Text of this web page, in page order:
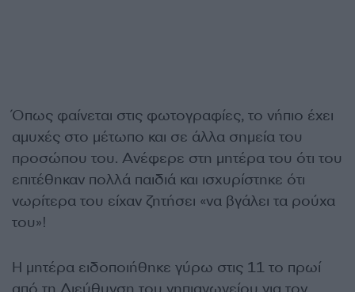
Όπως φαίνεται στις φωτογραφίες, το νήπιο έχει
αμυχές στο μέτωπο και σε άλλα σημεία του
προσώπου του. Ανέφερε στη μητέρα του ότι του
επιτέθηκαν πολλά παιδιά και ισχυρίστηκε ότι
νωρίτερα του είχαν ζητήσει «να βγάλει τα ρούχα
του»!
Η μητέρα ειδοποιήθηκε γύρω στις 11 το πρωί